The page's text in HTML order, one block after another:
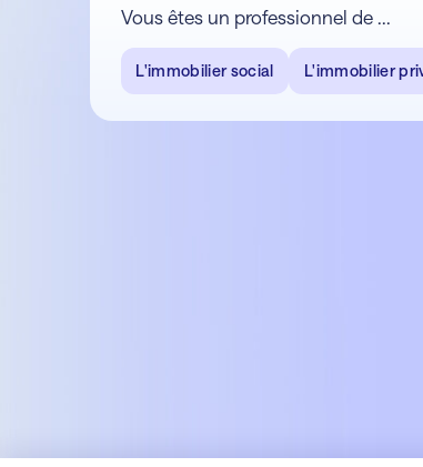
Vous êtes un professionnel de ...
L'immobilier social L'immobilier